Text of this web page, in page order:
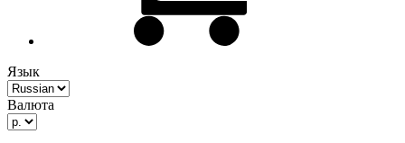
Язык
Валюта